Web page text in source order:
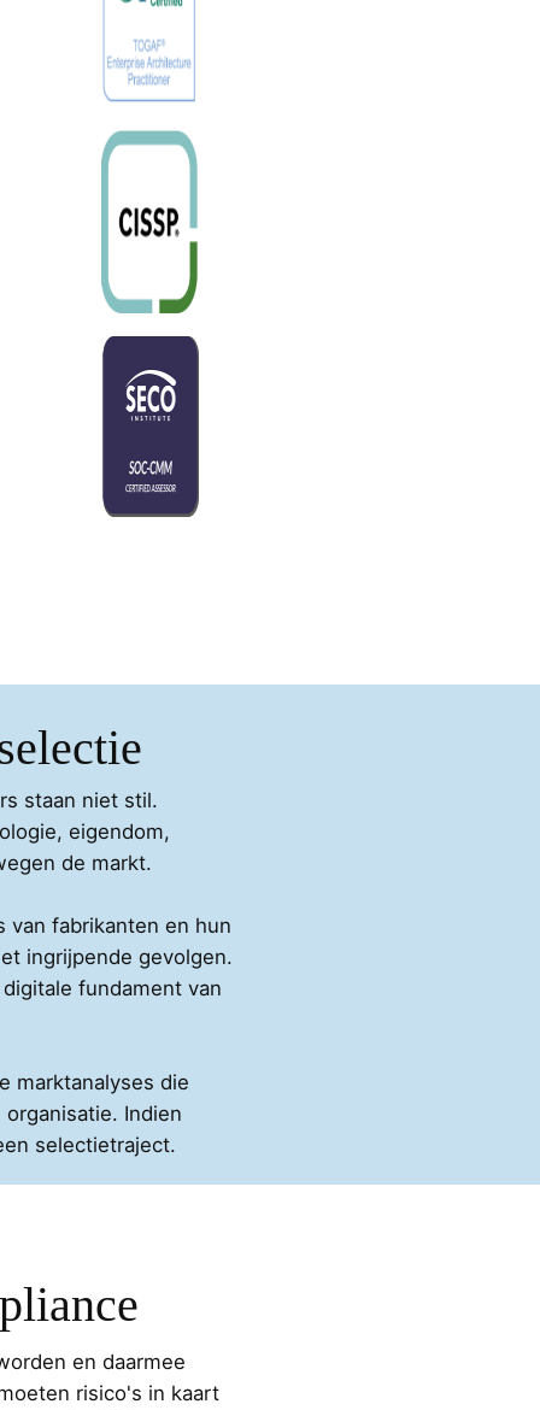
staan niet stil.
eigendom,
de markt.
van fabrikanten en hun
ingrijpende gevolgen.
fundament van
marktanalyses die
Indien
selectietraject.
en daarmee
risico's in kaart